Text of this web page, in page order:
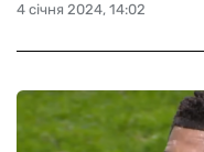
4 січня 2024, 14:02